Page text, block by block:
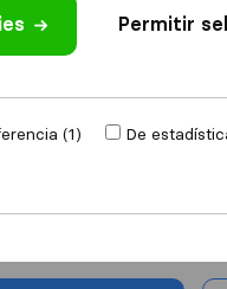
Permitir
(1)
De